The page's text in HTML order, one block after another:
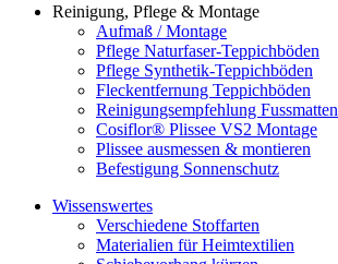
Reinigung, Pflege & Montage
Aufmaß / Montage
Pflege Naturfaser-Teppichböden
Pflege Synthetik-Teppichböden
Fleckentfernung Teppichböden
Reinigungsempfehlung Fussmatten
Cosiflor® Plissee VS2 Montage
Plissee ausmessen & montieren
Befestigung Sonnenschutz
Wissenswertes
Verschiedene Stoffarten
Materialien für Heimtextilien